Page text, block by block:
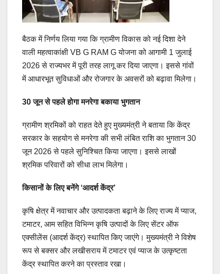
बैठक में निर्णय लिया गया कि ग्रामीण विकास को नई दिशा देने
वाली महत्वाकांक्षी VB G RAM G योजना को आगामी 1 जुलाई
2026 से राज्यभर में पूरी तरह लागू कर दिया जाएगा। इससे गांवों
में आधारभूत सुविधाओं और रोजगार के अवसरों को बढ़ावा मिलेगा।
30 जून से पहले होगा मनरेगा बकाया भुगतान
ग्रामीण श्रमिकों को राहत देते हुए मुख्यमंत्री ने बताया कि केंद्र
सरकार के सहयोग से मनरेगा की सभी लंबित राशि का भुगतान 30
जून 2026 से पहले सुनिश्चित किया जाएगा। इससे लाखों
श्रमिक परिवारों को सीधा लाभ मिलेगा।
किसानों के लिए बनेंगे ‘आदर्श केंद्र’
कृषि क्षेत्र में नवाचार और उत्पादकता बढ़ाने के लिए राज्य में प्याज,
टमाटर, आम सहित विभिन्न कृषि उत्पादों के लिए सेंटर ऑफ
एक्सीलेंस (आदर्श केंद्र) स्थापित किए जाएंगे। मुख्यमंत्री ने विशेष
रूप से बक्सर और लखीसराय में टमाटर एवं प्याज के उत्कृष्टता
केंद्र स्थापित करने का प्रस्ताव रखा।